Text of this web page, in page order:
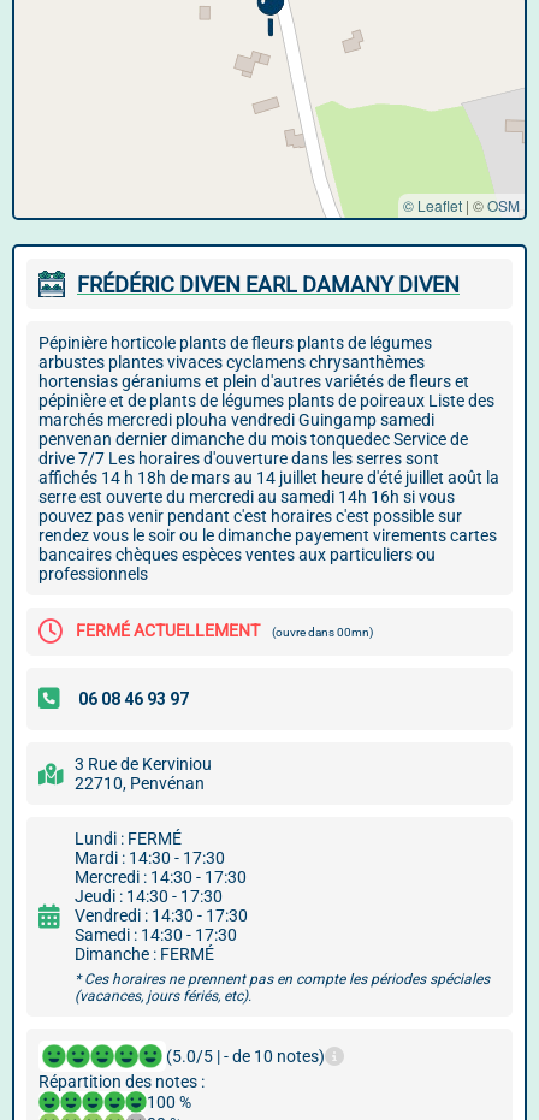
© Leaflet | ©OSM
FRÉDÉRIC DIVEN EARL DAMANY DIVEN
Pépinière horticole plants de fleurs plants de légumes
arbustes plantes vivaces cyclamens chrysanthèmes
hortensias géraniums et plein d'autres variétés de fleurs et
pépinière et de plants de légumes plants de poireaux Liste des
marchés mercredi plouha vendredi Guingamp samedi
penvenan dernier dimanche du mois tonquedec Service de
drive 7/7 Les horaires d'ouverture dans les serres sont
affichés 14 h 18h de mars au 14 juillet heure d'été juillet août la
serre est ouverte du mercredi au samedi 14h 16h si vous
pouvez pas venir pendant c'est horaires c'est possible sur
rendez vous le soir ou le dimanche payement virements cartes
bancaires chèques espèces ventes aux particuliers ou
professionnels
FERMÉ ACTUELLEMENT (ouvre dans 00mn)
3 Rue de Kerviniou
22710, Penvénan
Lundi : FERMÉ
Mardi : 14:30 - 17:30
Mercredi : 14:30 - 17:30
Jeudi : 14:30 - 17:30
Vendredi : 14:30 - 17:30
Samedi : 14:30 - 17:30
Dimanche : FERMÉ
* Ces horaires ne prennent pas en compte les périodes spéciales
(vacances, jours fériés, etc).
(5.0/5 | - de 10 notes)
Répartition des notes :
100 %